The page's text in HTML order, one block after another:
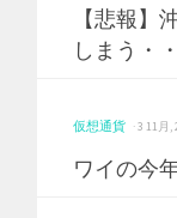
【悲報】
しまう・
仮想通貨 · 3 11月,
ワイの今